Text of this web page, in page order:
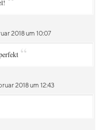
2018 um 10:07
“
2018 um 12:43